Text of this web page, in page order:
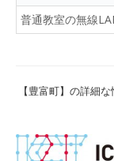
普通教室の無線
【豊富町】の詳細